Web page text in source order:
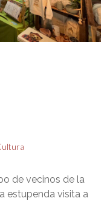
de vecinos de la
estupenda visita a